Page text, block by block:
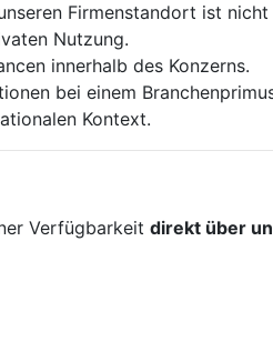
Firmenstandort ist
Nutzung.
innerhalb des Konzerns.
bei einem
Kontext.
Verfügbarkeit direkt über